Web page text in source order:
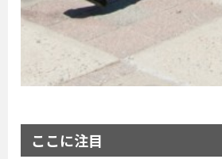
ここに注目